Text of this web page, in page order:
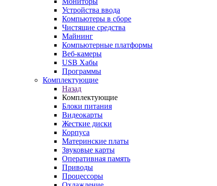
Устройства ввода
Компьютеры в сборе
Чистящие средства
Майнинг
Компьютерные платформы
Веб-камеры
USB Хабы
Программы
Комплектующие
Назад
Комплектующие
Блоки питания
Видеокарты
Жесткие диски
Корпуса
Материнские платы
Звуковые карты
Оперативная память
Приводы
Процессоры